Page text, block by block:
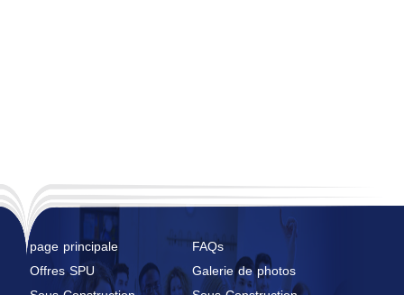
page principale
FAQs
Offres SPU
Galerie de photos